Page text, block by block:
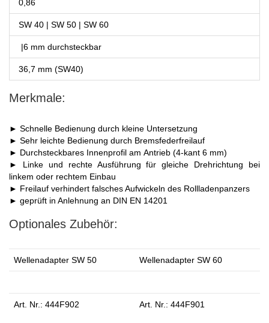
0,86
SW 40 | SW 50 | SW 60
|6 mm durchsteckbar
36,7 mm (SW40)
Merkmale:
► Schnelle Bedienung durch kleine Untersetzung
► Sehr leichte Bedienung durch Bremsfederfreilauf
► Durchsteckbares Innenprofil am Antrieb (4-kant 6 mm)
► Linke und rechte Ausführung für gleiche Drehrichtung bei
linkem oder rechtem Einbau
► Freilauf verhindert falsches Aufwickeln des Rollladenpanzers
► geprüft in Anlehnung an DIN EN 14201
Optionales Zubehör:
Wellenadapter SW 50 Wellenadapter SW 60
Art. Nr.: 444F902 Art. Nr.: 444F901